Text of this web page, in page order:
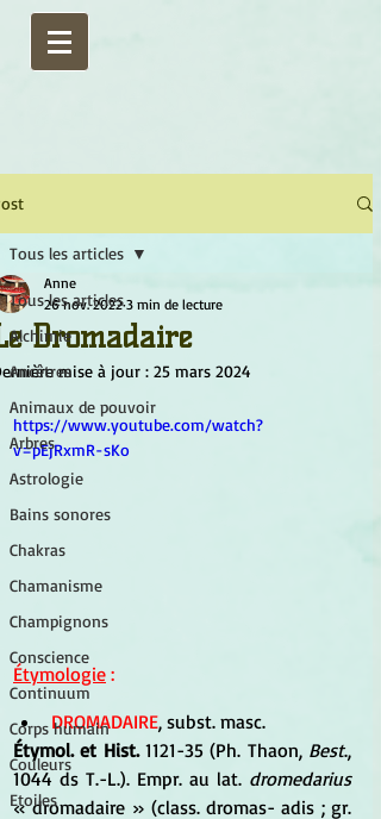
Tous les articles
Alchimie
Ancêtres
Animaux de pouvoir
Arbres
Astrologie
Bains sonores
Chakras
Chamanisme
Champignons
Conscience
Continuum
Corps humain
Couleurs
Etoiles
Tous les articles
Dromadaire
Anne
26 nov. 2022 3 min de lecture
mise à jour : 25 mars 2024
https://www.youtube.com/watch?
v=pEjRxmR-sKo
Étymologie :
DROMADAIRE, subst. masc.
Étymol. et Hist. 1121-35 (Ph. Thaon, Best.,
1044 ds T.-L.). Empr. au lat. dromedarius
« dromadaire » (class. dromas- adis ; gr.